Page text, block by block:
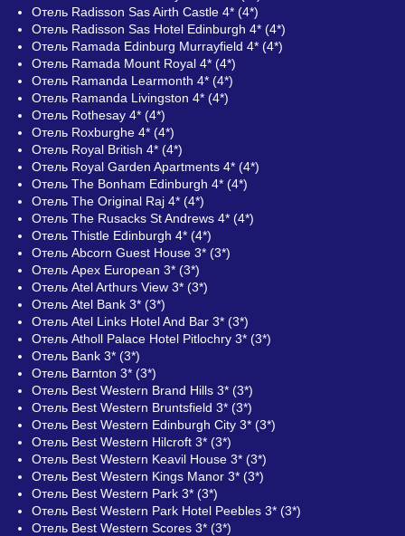
Отель Radisson Sas Airth Castle 4* (4*)
Отель Radisson Sas Hotel Edinburgh 4* (4*)
Отель Ramada Edinburg Murrayfield 4* (4*)
Отель Ramada Mount Royal 4* (4*)
Отель Ramanda Learmonth 4* (4*)
Отель Ramanda Livingston 4* (4*)
Отель Rothesay 4* (4*)
Отель Roxburghe 4* (4*)
Отель Royal British 4* (4*)
Отель Royal Garden Apartments 4* (4*)
Отель The Bonham Edinburgh 4* (4*)
Отель The Original Raj 4* (4*)
Отель The Rusacks St Andrews 4* (4*)
Отель Thistle Edinburgh 4* (4*)
Отель Abcorn Guest House 3* (3*)
Отель Apex European 3* (3*)
Отель Atel Arthurs View 3* (3*)
Отель Atel Bank 3* (3*)
Отель Atel Links Hotel And Bar 3* (3*)
Отель Atholl Palace Hotel Pitlochry 3* (3*)
Отель Bank 3* (3*)
Отель Barnton 3* (3*)
Отель Best Western Brand Hills 3* (3*)
Отель Best Western Bruntsfield 3* (3*)
Отель Best Western Edinburgh City 3* (3*)
Отель Best Western Hilcroft 3* (3*)
Отель Best Western Keavil House 3* (3*)
Отель Best Western Kings Manor 3* (3*)
Отель Best Western Park 3* (3*)
Отель Best Western Park Hotel Peebles 3* (3*)
Отель Best Western Scores 3* (3*)